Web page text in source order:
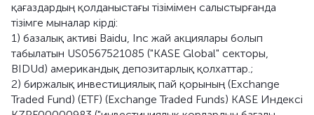
қағаздардың қолданыстағы тізімімен салыстырғанда
тізімге мыналар кірді:
1) базалық активі Baidu, Inc жай акциялары болып
табылатын US0567521085 ("KASE Global" секторы,
BIDUd) американдық депозитарлық қолхаттар.;
2) биржалық инвестициялық пай қорының (Exchange
Traded Fund) (ETF) (Exchange Traded Funds) KASE Индексі